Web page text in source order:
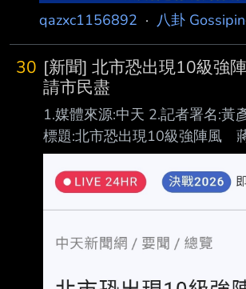
海豚颱風第3次工作會報會前受
情彙整，剛在
qazxc1156892 · 八卦
30 [新聞] 北市恐出現10級強
請市民盡
1.媒體來源:中天 2.記者署名:黃
標題:北市恐出現10級強陣風
盡量避免外出 https://
4.完整新聞內文: 白海豚颱風逼
出現7至9級陣風，局部空曠地